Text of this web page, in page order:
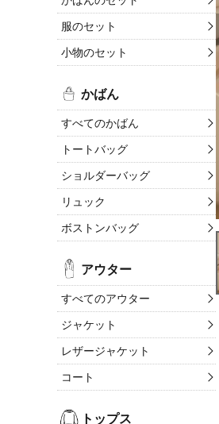
服のセット
小物のセット
かばん
すべてのかばん
トートバッグ
ショルダーバッグ
リュック
ボストンバッグ
アウター
すべてのアウター
ジャケット
レザージャケット
コート
トップス